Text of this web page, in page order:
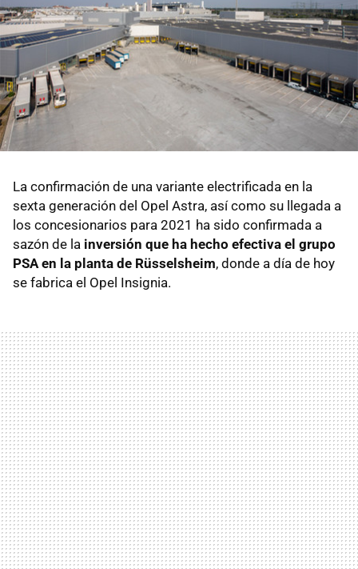
La confirmación de una variante electrificada en la
sexta generación del Opel Astra, así como su llegada a
los concesionarios para 2021 ha sido confirmada a
sazón de la inversión que ha hecho efectiva el grupo
PSA en la planta de Rüsselsheim, donde a día de hoy
se fabrica el Opel Insignia.